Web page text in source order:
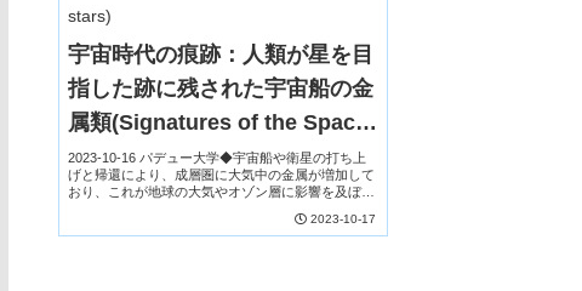
宇宙時代の痕跡：人類が星を目
指した跡に残された宇宙船の金
属類(Signatures of the Space
Age: Spacecraft metals left in
the wake of humanity’s path
2023-10-16 パデュー大学◆宇宙船や衛星の打ち上
げと帰還により、成層圏に大気中の金属が増加して
おり、これが地球の大気やオゾン層に影響を及ぼす
による研究で明らかになりました。◆成層圏は地
2023-10-17